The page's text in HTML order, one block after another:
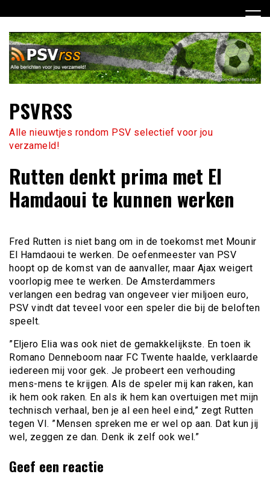
naar
inhoud
PSVRSS
Alle nieuwtjes rondom PSV selectief voor jou
verzameld!
Rutten denkt prima met El
Hamdaoui te kunnen werken
Fred Rutten is niet bang om in de toekomst met Mounir
El Hamdaoui te werken. De oefenmeester van PSV
hoopt op de komst van de aanvaller, maar Ajax weigert
voorlopig mee te werken. De Amsterdammers
verlangen een bedrag van ongeveer vier miljoen euro,
PSV vindt dat teveel voor een speler die bij de beloften
speelt.
”Eljero Elia was ook niet de gemakkelijkste. En toen ik
Romano Denneboom naar FC Twente haalde, verklaarde
iedereen mij voor gek. Je probeert een verhouding
mens-mens te krijgen. Als de speler mij kan raken, kan
ik hem ook raken. En als ik hem kan overtuigen met mijn
technisch verhaal, ben je al een heel eind,” zegt Rutten
tegen VI. ”Mensen spreken me er wel op aan. Dat kun jij
wel, zeggen ze dan. Denk ik zelf ook wel.”
Geef een reactie